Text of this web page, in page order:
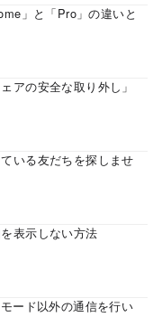
」と「Pro」の違いと
アの安全な取り外し」
いる友だちを探しませ
表示しない方法
ード以外の通信を行い